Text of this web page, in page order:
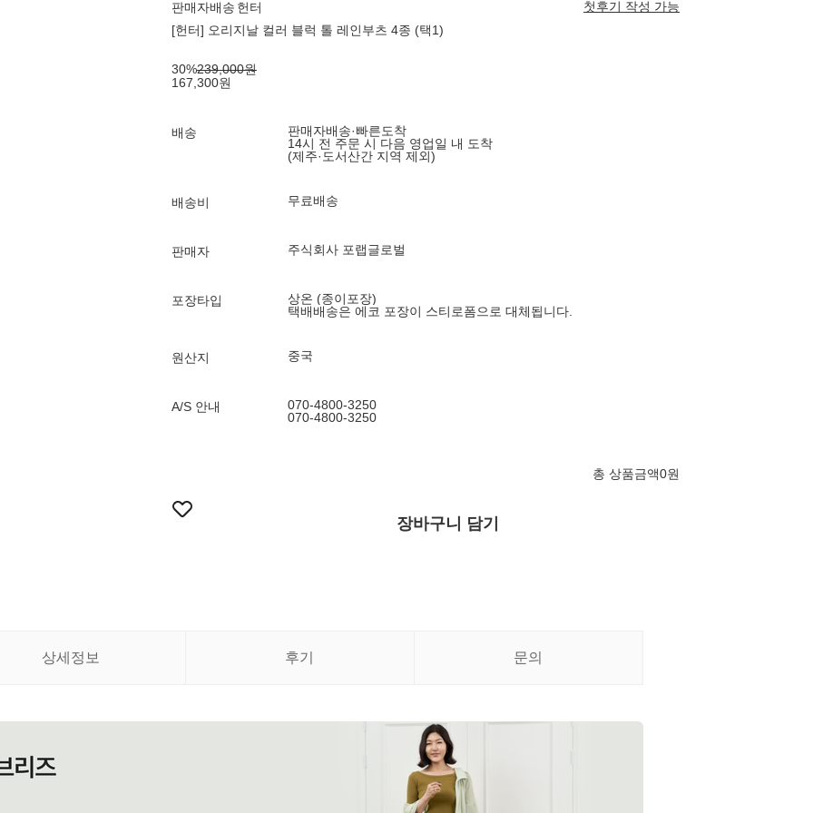
판매자배송 헌터
첫후기 작성 가능
[헌터] 오리지날 컬러 블럭 톨 레인부츠 4종 (택1)
30%239,000원
167,300원
배송 판매자배송·빠른도착
14시 전 주문 시 다음 영업일 내 도착
(제주·도서산간 지역 제외)
배송비 무료배송
판매자 주식회사 포랩글로벌
포장타입
상온 (종이포장)
택배배송은 에코 포장이 스티로폼으로 대체됩니다.
원산지 중국
A/S 안내
070-4800-3250
070-4800-3250
총 상품금액0원
장바구니 담기
상세정보 후기 문의